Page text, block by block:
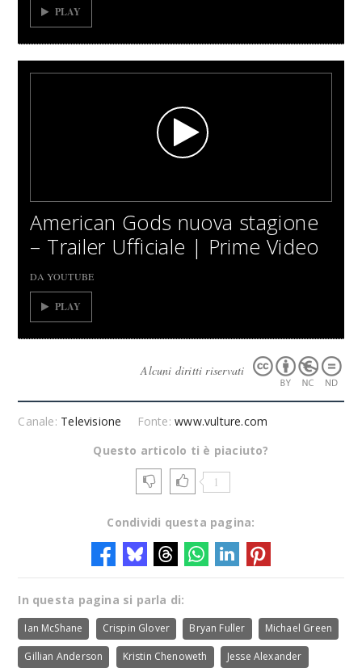
PLAY
American Gods nuova stagione
– Trailer Ufficiale | Prime Video
DA YOUTUBE
PLAY
Alcuni diritti riservati
Canale: Televisione Fonte:www.vulture.com
Questo articolo ti è piaciuto?
1
Condividi questa pagina:
In questa pagina si parla di:
Ian McShane Crispin Glover Bryan Fuller Michael Green
Gillian Anderson Kristin Chenoweth Jesse Alexander